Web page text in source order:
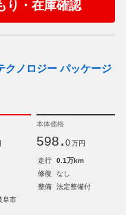
り・在庫確認
クノロジー パッケージ
本体価格
598. 0 万円
走行
0.1万km
修復
なし
整備
法定整備付
阜市